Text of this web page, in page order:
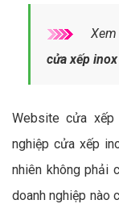
cửa xếp
Website cửa
nghiệp cửa xếp
nhiên không phải
doanh nghiệp nào